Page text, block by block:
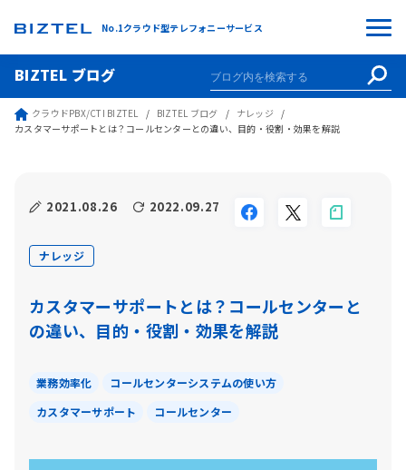
No.1クラウド型テレフォニーサービス
BIZTEL ブログ
クラウドPBX/CTI BIZTEL BIZTEL ブログ
ナレッジ
カスタマーサポートとは？コールセンターとの違い、目的・役割・効果を解説
2021.08.26 2022.09.27
ナレッジ
カスタマーサポートとは？コールセンターと
の違い、目的・役割・効果を解説
業務効率化
コールセンターシステムの使い方
カスタマーサポート
コールセンター